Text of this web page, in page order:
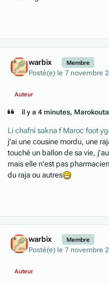
warbix Membre
Posté(e) le 7 novembre
Auteur
il y a 4 minutes,
Li chafni sakna f Maroc foot
j'ai une cousine mordu, une
touché un ballon de sa vie,
mais elle n'est pas
du raja ou autres
warbix Membre
Posté(e) le 7 novembre
Auteur